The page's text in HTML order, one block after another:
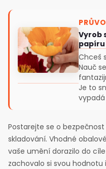
Vyrob
papíru
Chceš
Nauč
Je to
vypadá
Postarejte se o
skladování. Vhodné
vaše umění dorazilo do
zachovalo si svou hodnotu